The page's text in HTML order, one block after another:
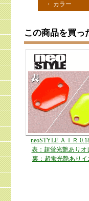
・ カラー
この商品を買っ
neoSTYLE ＡＩＲ
表：超蛍光艶ありオ
裏：超蛍光艶ありイ